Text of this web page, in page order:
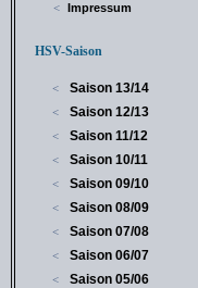
< Impressum
HSV-Saison
< Saison 13/14
< Saison 12/13
< Saison 11/12
< Saison 10/11
< Saison 09/10
< Saison 08/09
< Saison 07/08
< Saison 06/07
< Saison 05/06